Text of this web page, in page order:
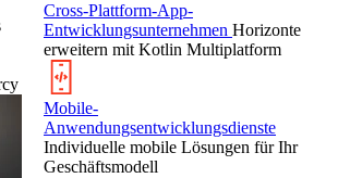
Cross-Plattform-App-
Entwicklungsunternehmen Horizonte
erweitern mit Kotlin Multiplatform
Mobile-
Anwendungsentwicklungsdienste
Individuelle mobile Lösungen für Ihr
Geschäftsmodell